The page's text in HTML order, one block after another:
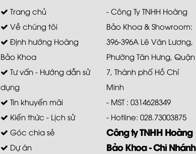
Trang chủ
Về chúng tôi
Định hướng Hoàng
Bảo Khoa
Tư vấn - Hướng dẫn sử
dụng
Tin khuyến mãi
Kiến thức - Lịch sử
Góc chia sẻ
Dự án
- Công Ty TNHH Hoàng
Bảo Khoa & Showroom:
396-396A Lê Văn Lương,
Phường Tân Hưng, Quận
7, Thành phố Hồ Chí
Minh
- MST : 0314628349
- Hotline: 028.73003875
Công ty TNHH Hoàng
Bảo Khoa - Chi Nhánh